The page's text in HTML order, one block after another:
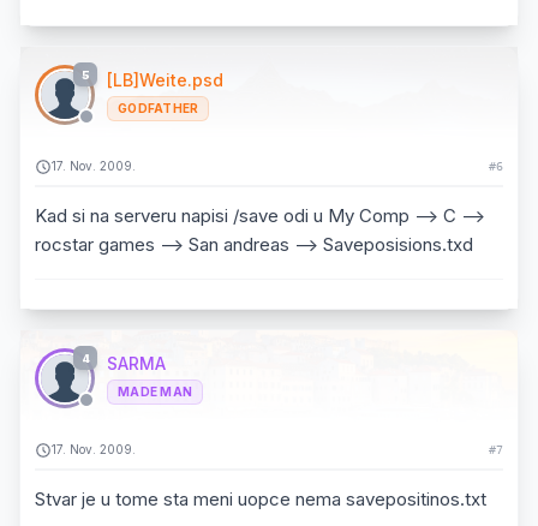
5 [LB]Weite.psd
GODFATHER
17. Nov. 2009. #6
Kad si na serveru napisi /save odi u My Comp --> C -->
rocstar games --> San andreas --> Saveposisions.txd
4 SARMA
MADE MAN
17. Nov. 2009. #7
Stvar je u tome sta meni uopce nema savepositinos.txt